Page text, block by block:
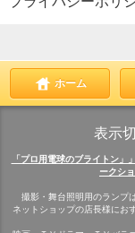
ホーム
表示
「プロ用電球のブライトン」
ークシ
撮影・舞台照明用のランプ
ネットショップの店長様にお